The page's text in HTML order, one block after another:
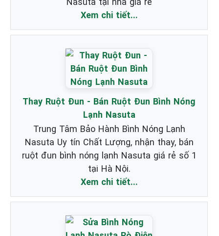
Xem chi tiết...
Thay Ruột Đun - Bán Ruột Đun Bình Nóng
Lạnh Nasuta
Trung Tâm Bảo Hành Bình Nóng Lạnh
Nasuta Uy tín Chất Lượng, nhận thay, bán
ruột đun bình nóng lạnh Nasuta giá rẻ số 1
tại Hà Nội.
Xem chi tiết...